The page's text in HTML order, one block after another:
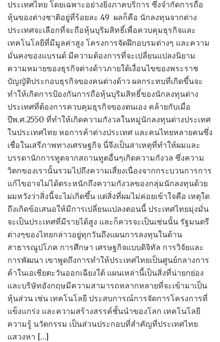
ประเทศไทย โดยเฉพาะอย่างยิ่งภาคบริการ ซึ่งจำกัดการถือ
หุ้นของต่างชาติอยู่ที่ร้อยละ 49 ผลก็คือ นักลงทุนจากต่าง
ประเทศจะเลือกที่จะถือหุ้นบุริมสิทธิ์เพื่อควบคุมธุรกิจและ
เทคโนโลยีที่มีมูลค่าสูง โครงการจัดฝึกอบรมต่างๆ และความ
มั่นคงของแบรนด์ มีความต้องการที่จะเปลี่ยนแปลงนิยาม
ความหมายของธุรกิจต่างด้าวภายใต้เงื่อนไขของพระราช
บัญญัติประกอบธุรกิจของคนต่างด้าว ผลกระทบที่เกิดขึ้นจะ
ทำให้เกิดการป้องกันการถือหุ้นบุริมสิทธิ์ของนักลงทุนต่าง
ประเทศที่ต้องการควบคุมธุรกิจของตนเอง คล้ายกับเมื่อ
ปีพ.ศ.2550 ที่ทำให้เกิดความกังวลในหมู่นักลงทุนต่างประเทศ
ในประเทศไทย หอการค้าต่างประเทศ และคนไทยหลายคนซึ่ง
เชื่อในเสรีภาพทางเศรษฐกิจ นี่จึงเป็นสาเหตุที่ทำให้ผมและ
บรรดานักการทูตจากสถานทูตอื่นๆเกิดความกังวล ซึ่งความ
วิตกของเรานั้นรวมไปถึงความเสี่ยงเนื่องจากกระบวนการการ
แก้ไขอาจไม่ได้ตระหนักถึงความกังวลของกลุ่มนักลงทุนด้วย
ผมหวังว่าสิ่งนี้จะไม่เกิดขึ้น แต่สิ่งที่ผมไม่ค่อยเข้าใจคือ เหตุใด
ถึงเกิดข้อเสนอให้มีการเปลี่ยนแปลงตอนนี้ ประเทศไทยมุ่งมั่น
จะเป็นประเทศที่มีรายได้สูง และก็ควรจะเป็นเช่นนั้น รัฐมนตรี
ต่างๆของไทยกล่าวอยู่ทุกวันถึงแผนการลงทุนในด้าน
สาธารณูปโภค การศึกษา เศรษฐกิจแบบดิจิทัล การวิจัยและ
การพัฒนา เขาพูดถึงการทำให้ประเทศไทยเป็นศูนย์กลางการ
ค้าในเอเชียตะวันออกเฉียงใต้ แผนเหล่านี้เป็นสิ่งที่น่ายกย่อง
และบริษัทอังกฤษมีความสามารถหลากหลายที่จะเข้ามาเป็น
หุ้นส่วน เช่น เทคโนโลยี ประสบการณ์การจัดการโครงการที่
แข็งแกร่ง และความสร้างสรรค์ชั้นนำของโลก เทคโนโลยี
ความรู้ นวัตกรรม เป็นส่วนประกอบที่สำคัญที่ประเทศไทย
แสวงหา […]